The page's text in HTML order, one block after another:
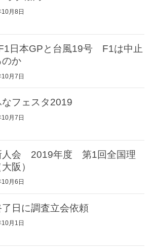
月8日
日本GPと台風19号 F1は中止
のか
月7日
なフェスタ2019
月7日
人会 2019年度 第1回全国理
阪）
月6日
日に調査立会依頼
月1日